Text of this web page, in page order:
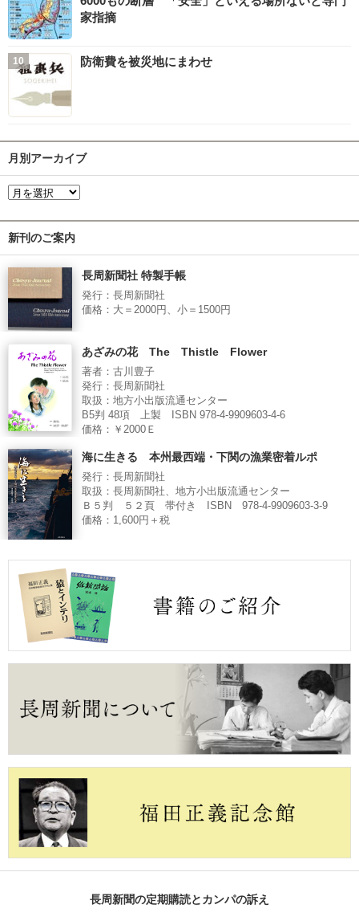
家指摘
防衛費を被災地にまわせ
月別アーカイブ
新刊のご案内
長周新聞社 特製手帳
発行：長周新聞社
価格：大＝2000円、小＝1500円
あざみの花 The Thistle Flower
著者：古川豊子
発行：長周新聞社
取扱：地方小出版流通センター
B5判 48項 上製 ISBN 978-4-9909603-4-6
価格：￥2000Ｅ
海に生きる 本州最西端・下関の漁業密着ルポ
発行：長周新聞社
取扱：長周新聞社、地方小出版流通センター
Ｂ５判 ５２頁 帯付き ISBN 978-4-9909603-3-9
価格：1,600円＋税
長周新聞の定期購読とカンパの訴え